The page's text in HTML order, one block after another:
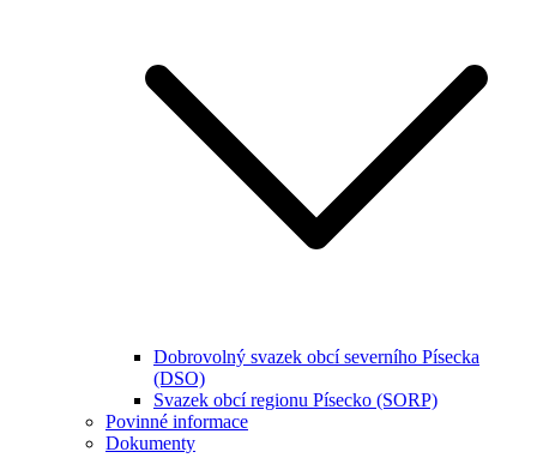
Dobrovolný svazek obcí severního Písecka
(DSO)
Svazek obcí regionu Písecko (SORP)
Povinné informace
Dokumenty